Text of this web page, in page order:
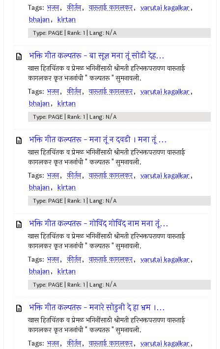
Tags: भजन, कीर्तन, वारूताई कागलकर, varutai kagalkar,
bhajan, kirtan
Type: PAGE | Rank: 1 | Lang: N/A
भक्ति गीत कल्पतरू - बा सूज्ञ मना तूं सोडी देह...
खास हितचिंतक व प्रेमळ भगिनींसाठी श्रीमती हरिभक्तपरायण वारूताई
कागलकर कृत भजनांची " कल्पतरू " सुमनावली.
Tags: भजन, कीर्तन, वारूताई कागलकर, varutai kagalkar,
bhajan, kirtan
Type: PAGE | Rank: 1 | Lang: N/A
भक्ति गीत कल्पतरू - मना तूं न दवडी । मना तूं ...
खास हितचिंतक व प्रेमळ भगिनींसाठी श्रीमती हरिभक्तपरायण वारूताई
कागलकर कृत भजनांची " कल्पतरू " सुमनावली.
Tags: भजन, कीर्तन, वारूताई कागलकर, varutai kagalkar,
bhajan, kirtan
Type: PAGE | Rank: 1 | Lang: N/A
भक्ति गीत कल्पतरू - गोविंद गोविंद नाम मना तूं...
खास हितचिंतक व प्रेमळ भगिनींसाठी श्रीमती हरिभक्तपरायण वारूताई
कागलकर कृत भजनांची " कल्पतरू " सुमनावली.
Tags: भजन, कीर्तन, वारूताई कागलकर, varutai kagalkar,
bhajan, kirtan
Type: PAGE | Rank: 1 | Lang: N/A
भक्ति गीत कल्पतरू - मनारे सोडुनी दे हा भ्रम ।...
खास हितचिंतक व प्रेमळ भगिनींसाठी श्रीमती हरिभक्तपरायण वारूताई
कागलकर कृत भजनांची " कल्पतरू " सुमनावली.
Tags: भजन, कीर्तन, वारूताई कागलकर, varutai kagalkar,